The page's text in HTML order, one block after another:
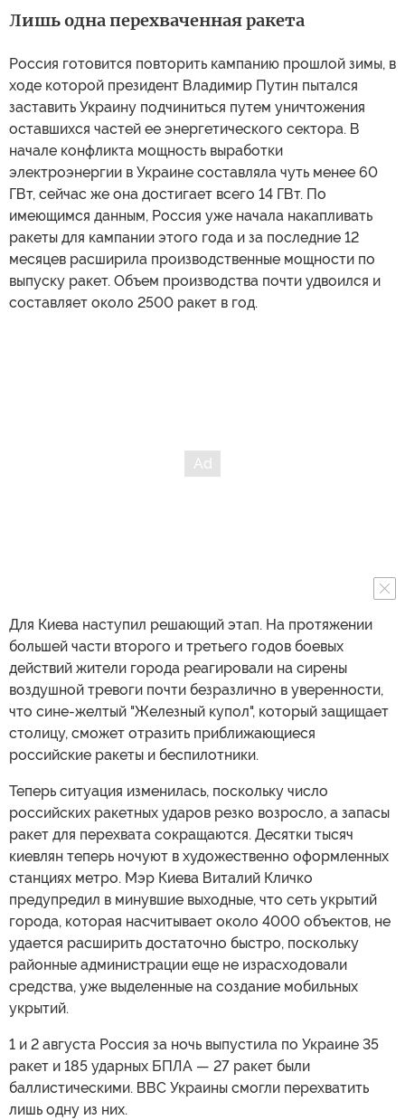
Лишь одна перехваченная ракета
Россия готовится повторить кампанию прошлой зимы, в
ходе которой президент Владимир Путин пытался
заставить Украину подчиниться путем уничтожения
оставшихся частей ее энергетического сектора. В
начале конфликта мощность выработки
электроэнергии в Украине составляла чуть менее 60
ГВт, сейчас же она достигает всего 14 ГВт. По
имеющимся данным, Россия уже начала накапливать
ракеты для кампании этого года и за последние 12
месяцев расширила производственные мощности по
выпуску ракет. Объем производства почти удвоился и
составляет около 2500 ракет в год.
Для Киева наступил решающий этап. На протяжении
большей части второго и третьего годов боевых
действий жители города реагировали на сирены
воздушной тревоги почти безразлично в уверенности,
что сине-желтый "Железный купол", который защищает
столицу, сможет отразить приближающиеся
российские ракеты и беспилотники.
Теперь ситуация изменилась, поскольку число
российских ракетных ударов резко возросло, а запасы
ракет для перехвата сокращаются. Десятки тысяч
киевлян теперь ночуют в художественно оформленных
станциях метро. Мэр Киева Виталий Кличко
предупредил в минувшие выходные, что сеть укрытий
города, которая насчитывает около 4000 объектов, не
удается расширить достаточно быстро, поскольку
районные администрации еще не израсходовали
средства, уже выделенные на создание мобильных
укрытий.
1 и 2 августа Россия за ночь выпустила по Украине 35
ракет и 185 ударных БПЛА — 27 ракет были
баллистическими. ВВС Украины смогли перехватить
лишь одну из них.